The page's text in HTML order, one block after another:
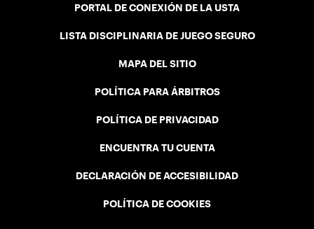
PORTAL DE CONEXIÓN DE LA USTA
LISTA DISCIPLINARIA DE JUEGO SEGURO
MAPA DEL SITIO
POLÍTICA PARA ÁRBITROS
POLÍTICA DE PRIVACIDAD
ENCUENTRA TU CUENTA
DECLARACIÓN DE ACCESIBILIDAD
POLÍTICA DE COOKIES